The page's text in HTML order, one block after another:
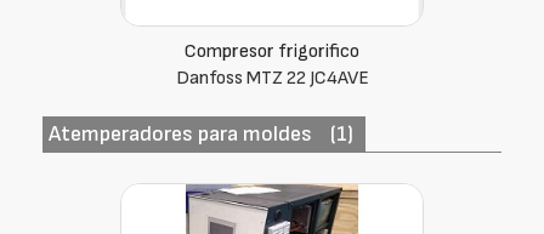
Compresor frigorifico
Danfoss MTZ 22 JC4AVE
Atemperadores para moldes (1)